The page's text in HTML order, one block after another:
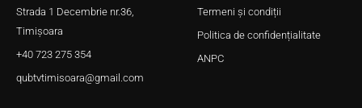
Strada 1 Decembrie nr.36,
Timișoara
+40 723 275 354
qubtvtimisoara@gmail.com
Termeni și condiții
Politica de confidențialitate
ANPC